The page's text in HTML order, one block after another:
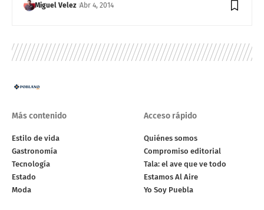
Miguel Velez Abr 4, 2014
Más contenido
Estilo de vida
Gastronomía
Tecnología
Estado
Moda
Acceso rápido
Quiénes somos
Compromiso editorial
Tala: el ave que ve todo
Estamos Al Aire
Yo Soy Puebla